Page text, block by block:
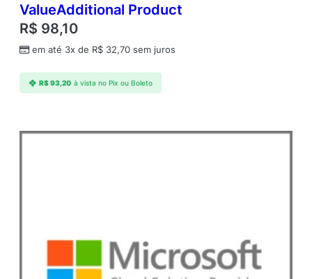
ValueAdditional Product
R$ 98,10
em até 3x de R$ 32,70 sem juros
R$93,20 à vista no Pix ou Boleto